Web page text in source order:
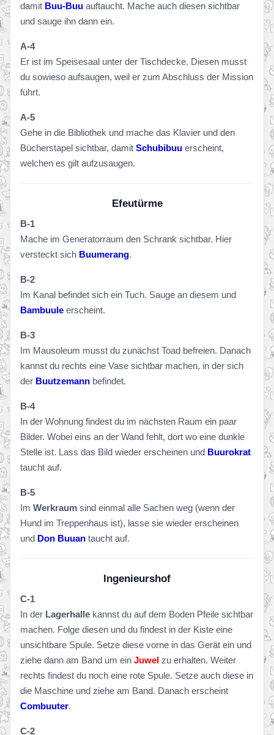
damit Buu-Buu auftaucht. Mache auch diesen sichtbar
und sauge ihn dann ein.
A-4
Er ist im Speisesaal unter der Tischdecke. Diesen musst
du sowieso aufsaugen, weil er zum Abschluss der Mission
führt.
A-5
Gehe in die Bibliothek und mache das Klavier und den
Bücherstapel sichtbar, damit Schubibuu erscheint,
welchen es gilt aufzusaugen.
Efeutürme
B-1
Mache im Generatorraum den Schrank sichtbar. Hier
versteckt sich Buumerang.
B-2
Im Kanal befindet sich ein Tuch. Sauge an diesem und
Bambuule erscheint.
B-3
Im Mausoleum musst du zunächst Toad befreien. Danach
kannst du rechts eine Vase sichtbar machen, in der sich
der Buutzemann befindet.
B-4
In der Wohnung findest du im nächsten Raum ein paar
Bilder. Wobei eins an der Wand fehlt, dort wo eine dunkle
Stelle ist. Lass das Bild wieder erscheinen und Buurokrat
taucht auf.
B-5
Im Werkraum sind einmal alle Sachen weg (wenn der
Hund im Treppenhaus ist), lasse sie wieder erscheinen
und Don Buuan taucht auf.
Ingenieurshof
C-1
In der Lagerhalle kannst du auf dem Boden Pfeile sichtbar
machen. Folge diesen und du findest in der Kiste eine
unsichtbare Spule. Setze diese vorne in das Gerät ein und
ziehe dann am Band um ein Juwel zu erhalten. Weiter
rechts findest du noch eine rote Spule. Setze auch diese in
die Maschine und ziehe am Band. Danach erscheint
Combuuter.
C-2